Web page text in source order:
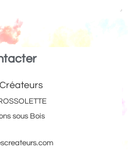
sous Bois